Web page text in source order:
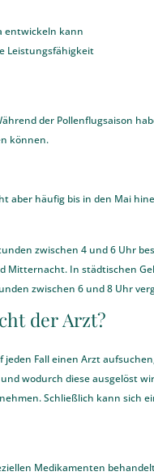
entwickeln kann
Leistungsfähigkeit
der Pollenflugsaison
können.
aber häufig bis in den Mai
zwischen 4 und 6 Uhr
In städtischen
zwischen 6 und 8 Uhr
der Arzt?
Fall einen Arzt
wodurch diese ausgelöst
Schließlich kann sich
Medikamenten